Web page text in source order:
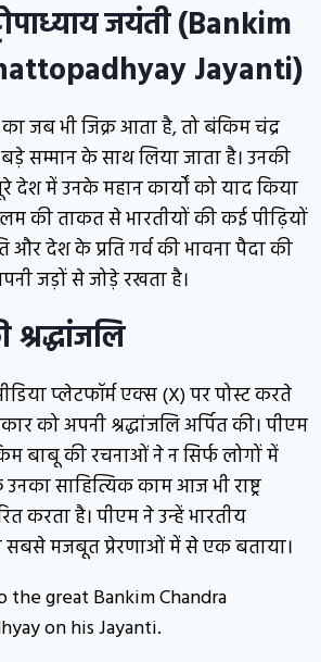
जयंती (Bankim
Jayanti)
जब भी जिक्र आता है, तो बंकिम चंद्र
सम्मान के साथ लिया जाता है। उनकी
में उनके महान कार्यों को याद किया
की ताकत से भारतीयों की कई पीढ़ियों
देश के प्रति गर्व की भावना पैदा की
जड़ों से जोड़े रखता है।
प्लेटफॉर्म एक्स (X) पर पोस्ट करते
को अपनी श्रद्धांजलि अर्पित की। पीएम
बाबू की रचनाओं ने न सिर्फ लोगों में
साहित्यिक काम आज भी राष्ट्र
करता है। पीएम ने उन्हें भारतीय
सबसे मजबूत प्रेरणाओं में से एक बताया।
the great Bankim Chandra
on his Jayanti.